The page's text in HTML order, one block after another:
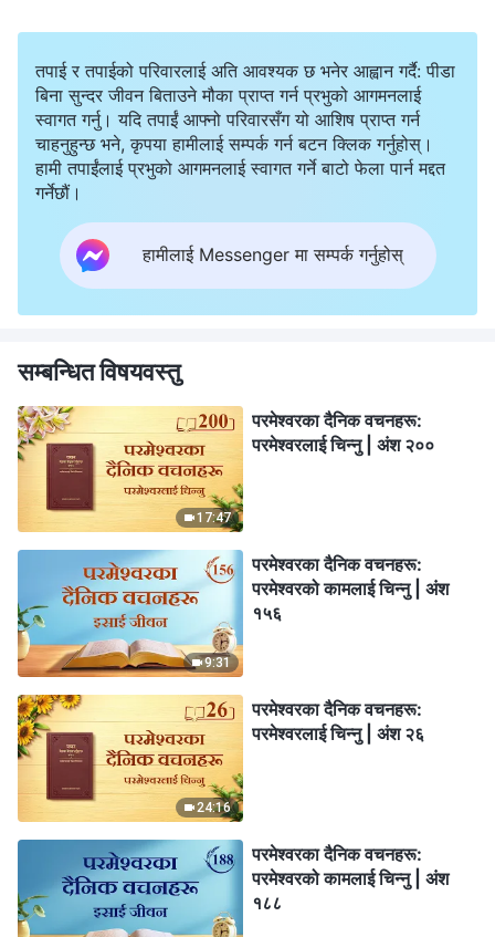
तपाई र तपाईको परिवारलाई अति आवश्यक छ भनेर आह्वान गर्दै: पीडा
बिना सुन्दर जीवन बिताउने मौका प्राप्त गर्न प्रभुको आगमनलाई
स्वागत गर्नु। यदि तपाईं आफ्नो परिवारसँग यो आशिष प्राप्त गर्न
चाहनुहुन्छ भने, कृपया हामीलाई सम्पर्क गर्न बटन क्लिक गर्नुहोस्।
हामी तपाईंलाई प्रभुको आगमनलाई स्वागत गर्ने बाटो फेला पार्न मद्दत
गर्नेछौं।
हामीलाई Messenger मा सम्पर्क गर्नुहोस्
सम्बन्धित विषयवस्तु
17:47
परमेश्‍वरका दैनिक वचनहरू:
परमेश्‍वरलाई चिन्‍नु | अंश २००
9:31
परमेश्‍वरका दैनिक वचनहरू:
परमेश्‍वरको कामलाई चिन्‍नु | अंश
१५६
24:16
परमेश्‍वरका दैनिक वचनहरू:
परमेश्‍वरलाई चिन्‍नु | अंश २६
परमेश्‍वरका दैनिक वचनहरू:
परमेश्‍वरको कामलाई चिन्‍नु | अंश
१८८